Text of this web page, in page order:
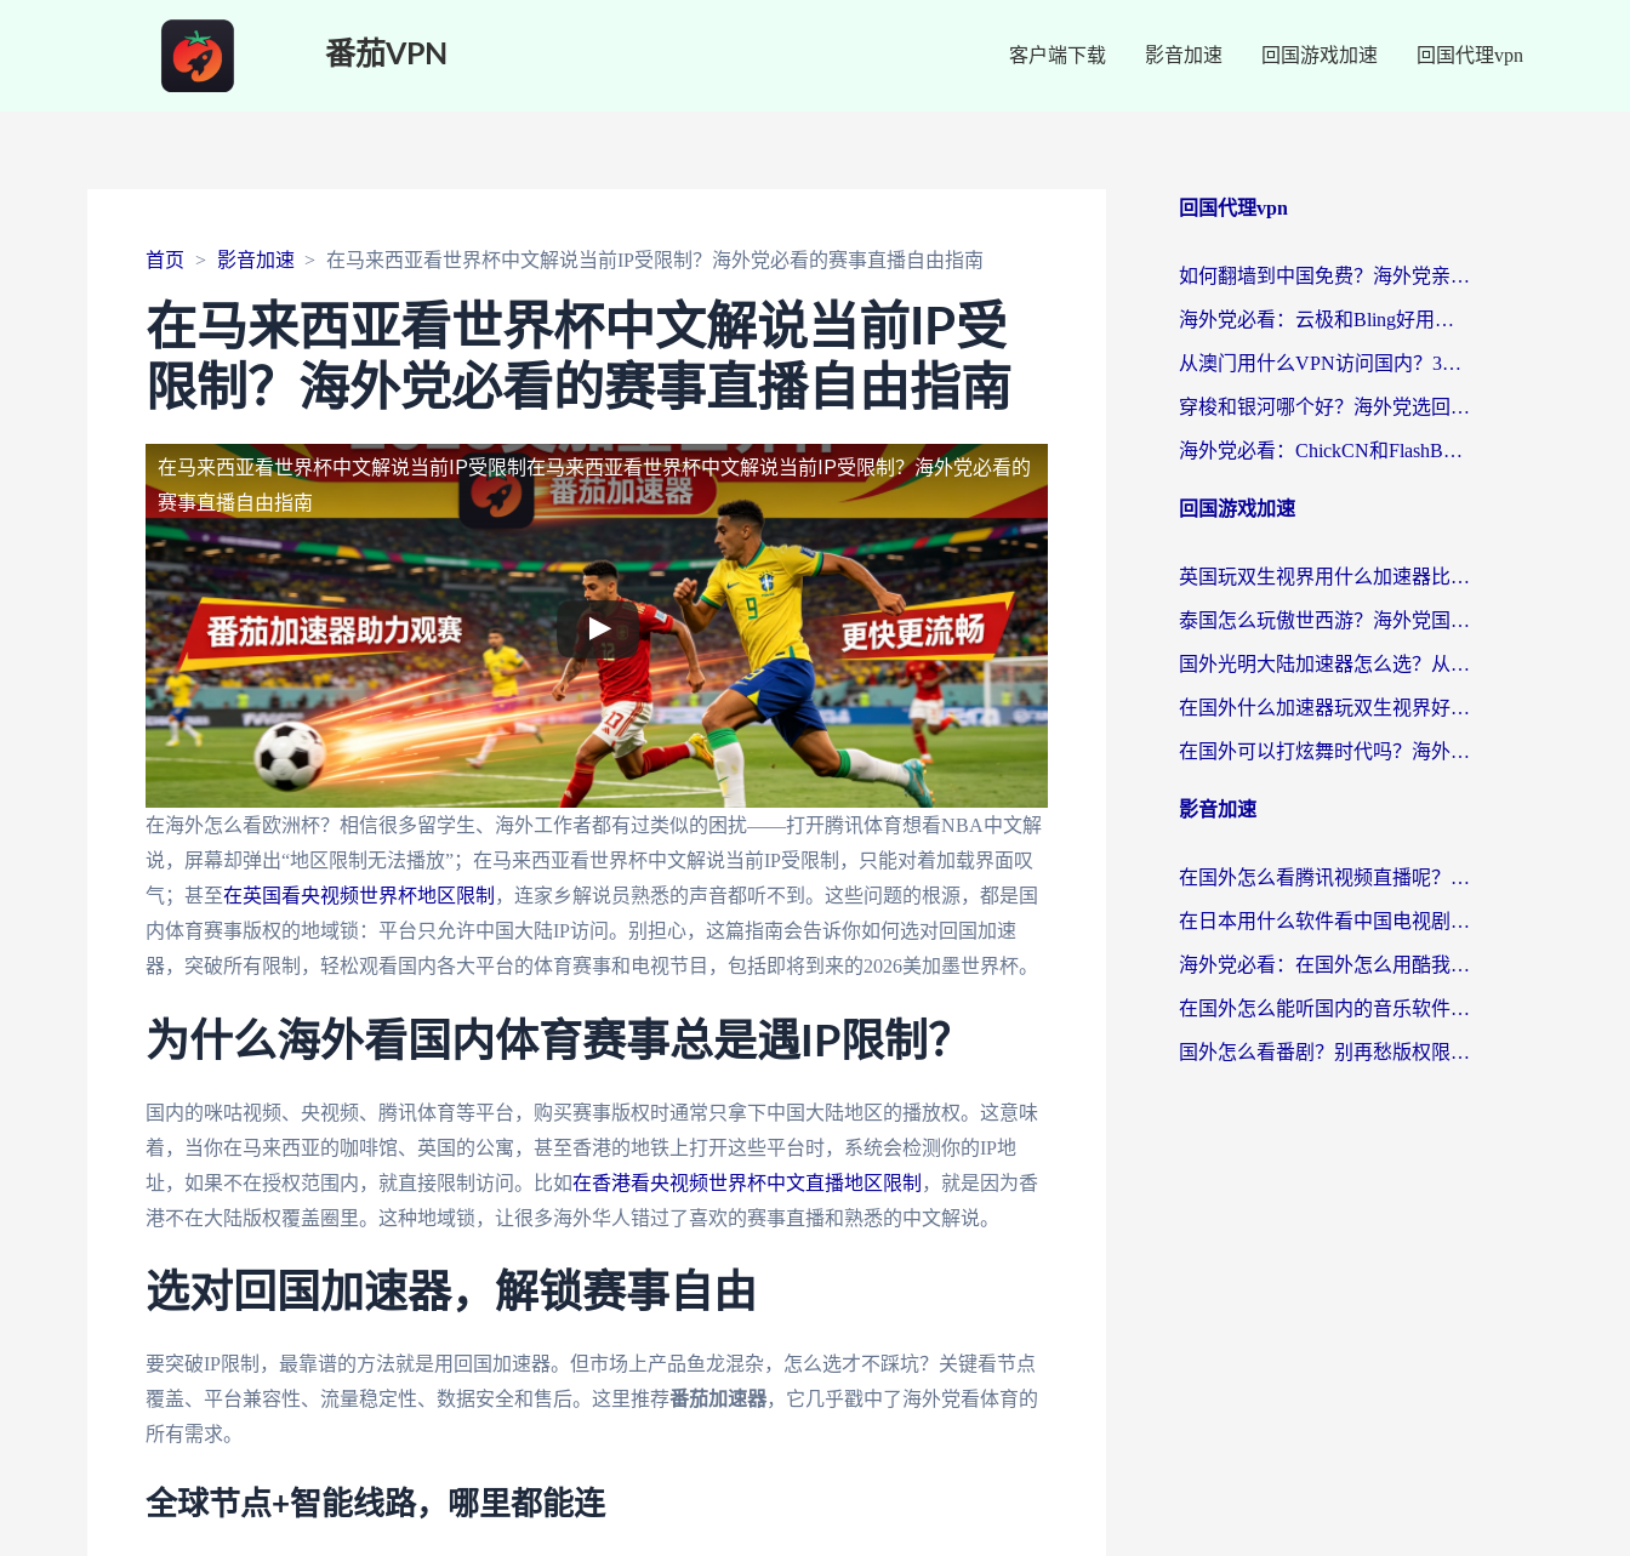
番茄VPN 客户端下载 影音加速 回国游戏加速 回国代理vpn
首页 影音加速 在马来西亚看世界杯中文解说当前IP受限制？海外党必看的赛事直播自由指南
在马来西亚看世界杯中文解说当前IP受
限制？海外党必看的赛事直播自由指南
在马来西亚看世界杯中文解说当前IP受限制 在马来西亚看世界杯中文解说当前IP受限制？海外党必看的
赛事直播自由指南
在海外怎么看欧洲杯？相信很多留学生、海外工作者都有过类似的困扰——打开腾讯体育想看NBA中文解
说，屏幕却弹出“地区限制无法播放”；在马来西亚看世界杯中文解说当前IP受限制，只能对着加载界面叹
气；甚至在英国看央视频世界杯地区限制 ，连家乡解说员熟悉的声音都听不到。这些问题的根源，都是国
内体育赛事版权的地域锁：平台只允许中国大陆IP访问。别担心，这篇指南会告诉你如何选对回国加速
器，突破所有限制，轻松观看国内各大平台的体育赛事和电视节目，包括即将到来的2026美加墨世界杯。
为什么海外看国内体育赛事总是遇IP限制？
国内的咪咕视频、央视频、腾讯体育等平台，购买赛事版权时通常只拿下中国大陆地区的播放权。这意味
着，当你在马来西亚的咖啡馆、英国的公寓，甚至香港的地铁上打开这些平台时，系统会检测你的IP地
址，如果不在授权范围内，就直接限制访问。比如在香港看央视频世界杯中文直播地区限制 ，就是因为香
港不在大陆版权覆盖圈里。这种地域锁，让很多海外华人错过了喜欢的赛事直播和熟悉的中文解说。
选对回国加速器，解锁赛事自由
要突破IP限制，最靠谱的方法就是用回国加速器。但市场上产品鱼龙混杂，怎么选才不踩坑？关键看节点
覆盖、平台兼容性、流量稳定性、数据安全和售后。这里推荐番茄加速器，它几乎戳中了海外党看体育的
所有需求。
全球节点+智能线路，哪里都能连
回国代理vpn
如何翻墙到中国免费？海外党亲测：从踩坑到选对加速器的全攻略
海外党必看：云极和Bling好用吗？3分钟教你选对回国加速器
从澳门用什么VPN访问国内？3个实用标准帮你避开坑，无缝刷剧听歌
穿梭和银河哪个好？海外党选回国加速器的避坑指南，附番茄加速器实测体验
海外党必看：ChickCN和FlashBack好用吗？3招教你选对回国加速器（附云极、HomeCN、斧牛vs艾果对比）
回国游戏加速
英国玩双生视界用什么加速器比较好？海外党亲测有效的国服游戏加速方案
泰国怎么玩傲世西游？海外党国服游戏加速终极攻略（附光明大陆量子特攻实测）
国外光明大陆加速器怎么选？从卡顿到丝滑的终极指南（含德国玩走开外星人墨西哥玩俄罗斯方块技巧）
在国外什么加速器玩双生视界好用？海外党亲测不踩坑的终极指南
在国外可以打炫舞时代吗？海外玩家国服游戏加速全攻略（附实测推荐）
影音加速
在国外怎么看腾讯视频直播呢？留学生亲测有效的回国加速指南
在日本用什么软件看中国电视剧呢？留学生亲测有效的回国加速方案
海外党必看：在国外怎么用酷我音乐听音乐？告别“地区不支持”的实用指南
在国外怎么能听国内的音乐软件？别让版权限制断了你的“中文歌单”
国外怎么看番剧？别再愁版权限制！一个工具解决所有回国追剧难题